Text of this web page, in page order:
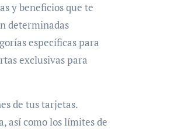
y beneficios que te
determinadas
específicas para
exclusivas para
de tus tarjetas.
así como los límites de